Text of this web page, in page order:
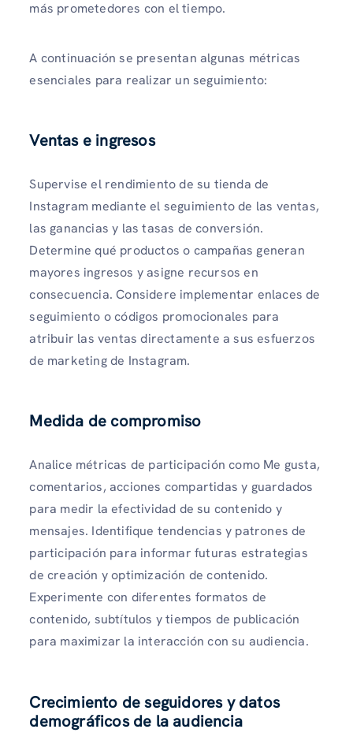
más prometedores con el tiempo.
A continuación se presentan algunas métricas
esenciales para realizar un seguimiento:
Ventas e ingresos
Supervise el rendimiento de su tienda de
Instagram mediante el seguimiento de las ventas,
las ganancias y las tasas de conversión.
Determine qué productos o campañas generan
mayores ingresos y asigne recursos en
consecuencia. Considere implementar enlaces de
seguimiento o códigos promocionales para
atribuir las ventas directamente a sus esfuerzos
de marketing de Instagram.
Medida de compromiso
Analice métricas de participación como Me gusta,
comentarios, acciones compartidas y guardados
para medir la efectividad de su contenido y
mensajes. Identifique tendencias y patrones de
participación para informar futuras estrategias
de creación y optimización de contenido.
Experimente con diferentes formatos de
contenido, subtítulos y tiempos de publicación
para maximizar la interacción con su audiencia.
Crecimiento de seguidores y datos
demográficos de la audiencia